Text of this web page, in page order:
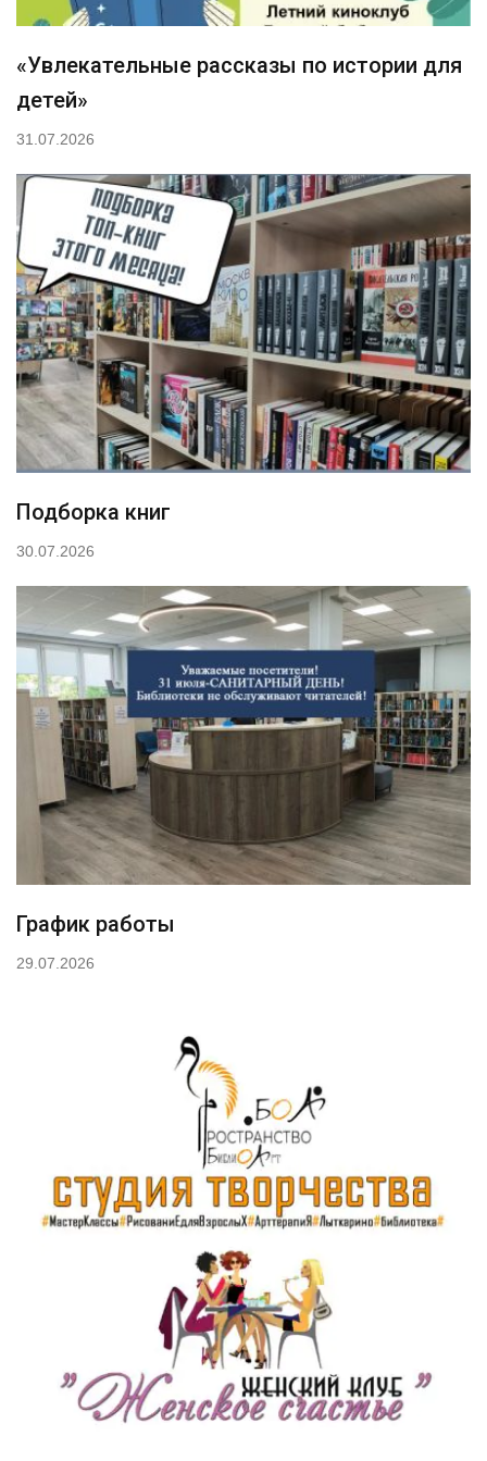
«Увлекательные рассказы по истории для
детей»
31.07.2026
Подборка книг
30.07.2026
График работы
29.07.2026